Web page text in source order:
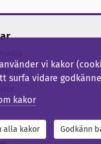
Bibliotek
använder vi kakor
surfa vidare
kakor
alla kakor Godkänn